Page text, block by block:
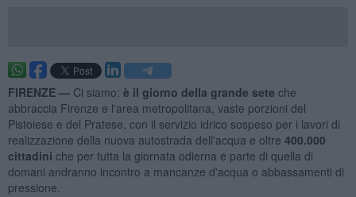
FIRENZE — Ci siamo: è il giorno della grande sete che
abbraccia Firenze e l'area metropolitana, vaste porzioni del
Pistoiese e del Pratese, con il servizio idrico sospeso per i lavori di
realizzazione della nuova autostrada dell'acqua e oltre 400.000
cittadini che per tutta la giornata odierna e parte di quella di
domani andranno incontro a mancanze d'acqua o abbassamenti di
pressione.